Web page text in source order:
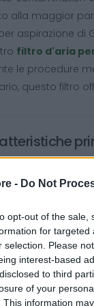
- Do Not
opt-out of the
for
selection. Please
interest-based
to third
of your
This information
alla maggior
aspirazione di
filtro d'aria
le procedure
questo filtro
di infezioni.
:
di Alta